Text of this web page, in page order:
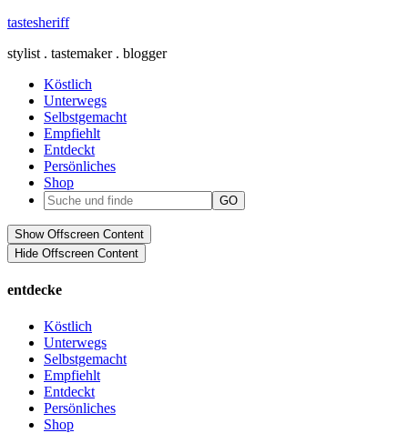
tastesheriff
stylist . tastemaker . blogger
Köstlich
Unterwegs
Selbstgemacht
Empfiehlt
Entdeckt
Persönliches
Shop
Show Offscreen Content
Hide Offscreen Content
entdecke
Köstlich
Unterwegs
Selbstgemacht
Empfiehlt
Entdeckt
Persönliches
Shop